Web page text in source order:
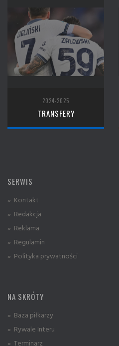
2024-2025
TRANSFERY
SERWIS
» Kontakt
» Redakcja
» Reklama
» Regulamin
» Polityka prywatności
NA SKRÓTY
» Baza piłkarzy
» Rywale Interu
» Terminarz